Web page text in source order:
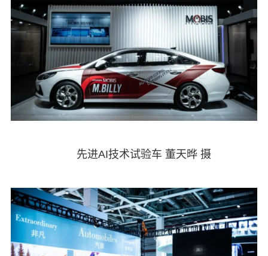
先进AI技术试验车 董天晔 摄